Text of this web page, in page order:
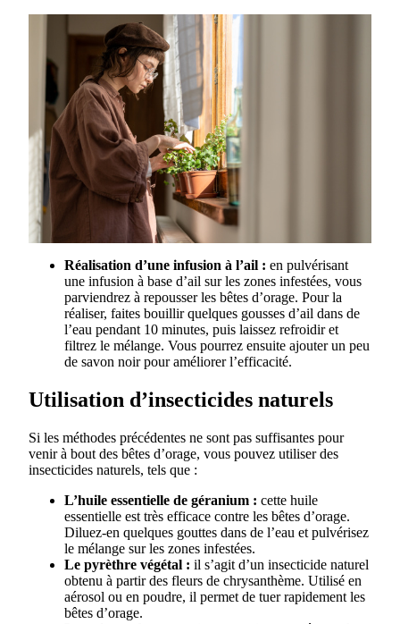
Réalisation d’une infusion à l’ail : en pulvérisant
une infusion à base d’ail sur les zones infestées, vous
parviendrez à repousser les bêtes d’orage. Pour la
réaliser, faites bouillir quelques gousses d’ail dans de
l’eau pendant 10 minutes, puis laissez refroidir et
filtrez le mélange. Vous pourrez ensuite ajouter un peu
de savon noir pour améliorer l’efficacité.
Utilisation d’insecticides naturels
Si les méthodes précédentes ne sont pas suffisantes pour
venir à bout des bêtes d’orage, vous pouvez utiliser des
insecticides naturels, tels que :
L’huile essentielle de géranium : cette huile
essentielle est très efficace contre les bêtes d’orage.
Diluez-en quelques gouttes dans de l’eau et pulvérisez
le mélange sur les zones infestées.
Le pyrèthre végétal : il s’agit d’un insecticide naturel
obtenu à partir des fleurs de chrysanthème. Utilisé en
aérosol ou en poudre, il permet de tuer rapidement les
bêtes d’orage.